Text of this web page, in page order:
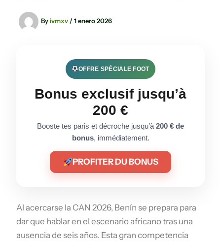
Byivmxv /1 enero 2026
OFFRE SPÉCIALE FOOT
Bonus exclusif jusqu’à
200 €
Booste tes paris et décroche jusqu’à 200 € de
bonus, immédiatement.
PROFITER DU BONUS
Al acercarse la CAN 2026, Benín se prepara para
dar que hablar en el escenario africano tras una
ausencia de seis años. Esta gran competencia